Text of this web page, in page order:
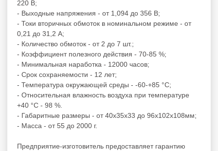
220 В;
- Выходные напряжения - от 1,094 до 356 В;
- Токи вторичных обмоток в номинальном режиме - от
0,21 до 31,2 А;
- Количество обмоток - от 2 до 7 шт.;
- Коэффициент полезного действия - 70-85 %;
- Минимальная наработка - 12000 часов;
- Срок сохраняемости - 12 лет;
- Температура окружающей среды - -60-+85 °С;
- Относительная влажность воздуха при температуре
+40 °С - 98 %.
- Габаритные размеры - от 40х35х33 до 96х102х108мм;
- Масса - от 55 до 2000 г.
Предприятие-изготовитель предоставляет гарантию